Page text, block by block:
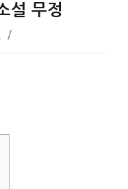
설 무정